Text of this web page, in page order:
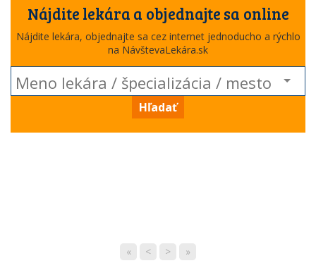
Nájdite lekára a objednajte sa online
Nájdite lekára, objednajte sa cez internet jednoducho a rýchlo
na NávštevaLekára.sk
Hľadať
« < > »